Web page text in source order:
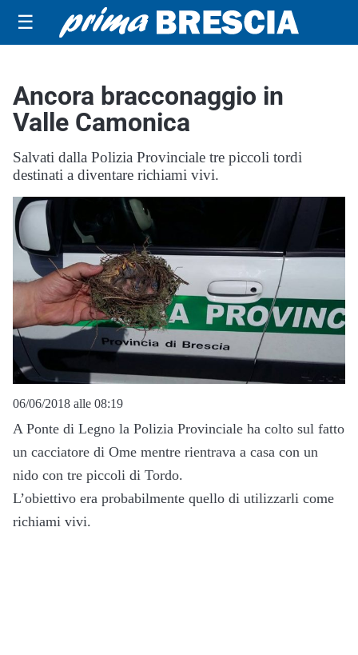
☰
Ancora bracconaggio in
Valle Camonica
Salvati dalla Polizia Provinciale tre piccoli tordi
destinati a diventare richiami vivi.
06/06/2018 alle 08:19
A Ponte di Legno la Polizia Provinciale ha colto sul fatto
un cacciatore di Ome mentre rientrava a casa con un
nido con tre piccoli di Tordo.
L’obiettivo era probabilmente quello di utilizzarli come
richiami vivi.